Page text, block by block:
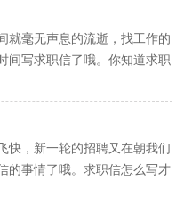
就毫无声息的流逝，找工作的
间写求职信了哦。你知道求职
经理求职信10...
快，新一轮的招聘又在朝我们
的事情了哦。求职信怎么写才
售求职信9篇，...